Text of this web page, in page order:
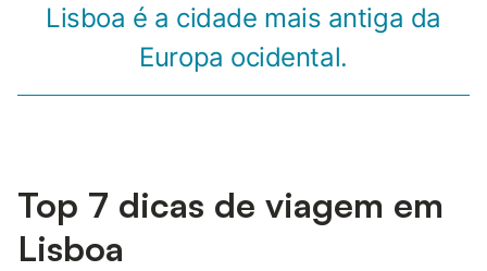
Lisboa é a cidade mais antiga da
Europa ocidental.
Top 7 dicas de viagem em
Lisboa